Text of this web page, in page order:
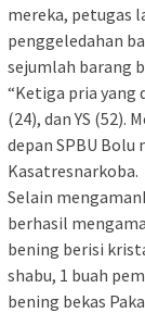
mereka, petugas
penggeledahan
sejumlah barang
“Ketiga pria yang
(24), dan YS (52).
depan SPBU
Kasatresnarkoba.
Selain
berhasil
bening berisi
shabu, 1 buah
bening bekas